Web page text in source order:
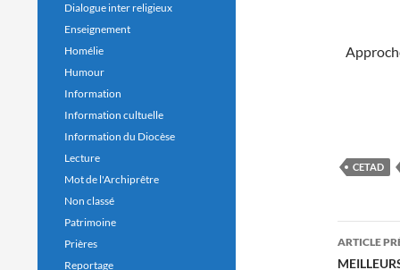
CETAD
ARTICLE
Dialogue inter religieux
Enseignement
Homélie
Humour
Information
Information cultuelle
Information du Diocèse
Lecture
Mot de l'Archiprêtre
Non classé
Patrimoine
Prières
Reportage